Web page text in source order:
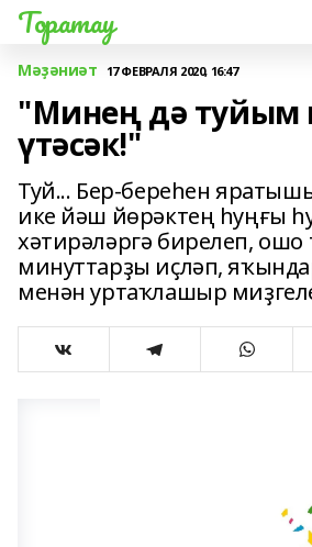
Торатау
Мәҙәниәт 17 ФЕВРАЛЯ 2020, 16:47
"Минең дә туйым
үтәсәк!"
Туй... Бер-береһен
ике йәш йөрәктең һуңғы
хәтирәләргә бирелеп, ошо
минуттарҙы иҫләп,
менән уртаҡлашыр